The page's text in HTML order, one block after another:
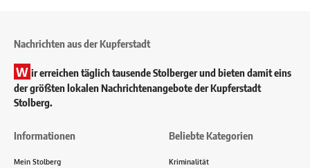
Nachrichten aus der Kupferstadt
W ir erreichen täglich tausende Stolberger und bieten damit eins
der größten lokalen Nachrichtenangebote der Kupferstadt
Stolberg.
Informationen
Mein Stolberg
Beliebte Kategorien
Kriminalität